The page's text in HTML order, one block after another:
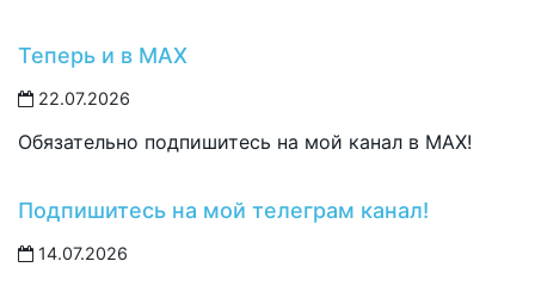
Теперь и в MAX
22.07.2026
Обязательно подпишитесь на мой канал в MAX!
Подпишитесь на мой телеграм канал!
14.07.2026